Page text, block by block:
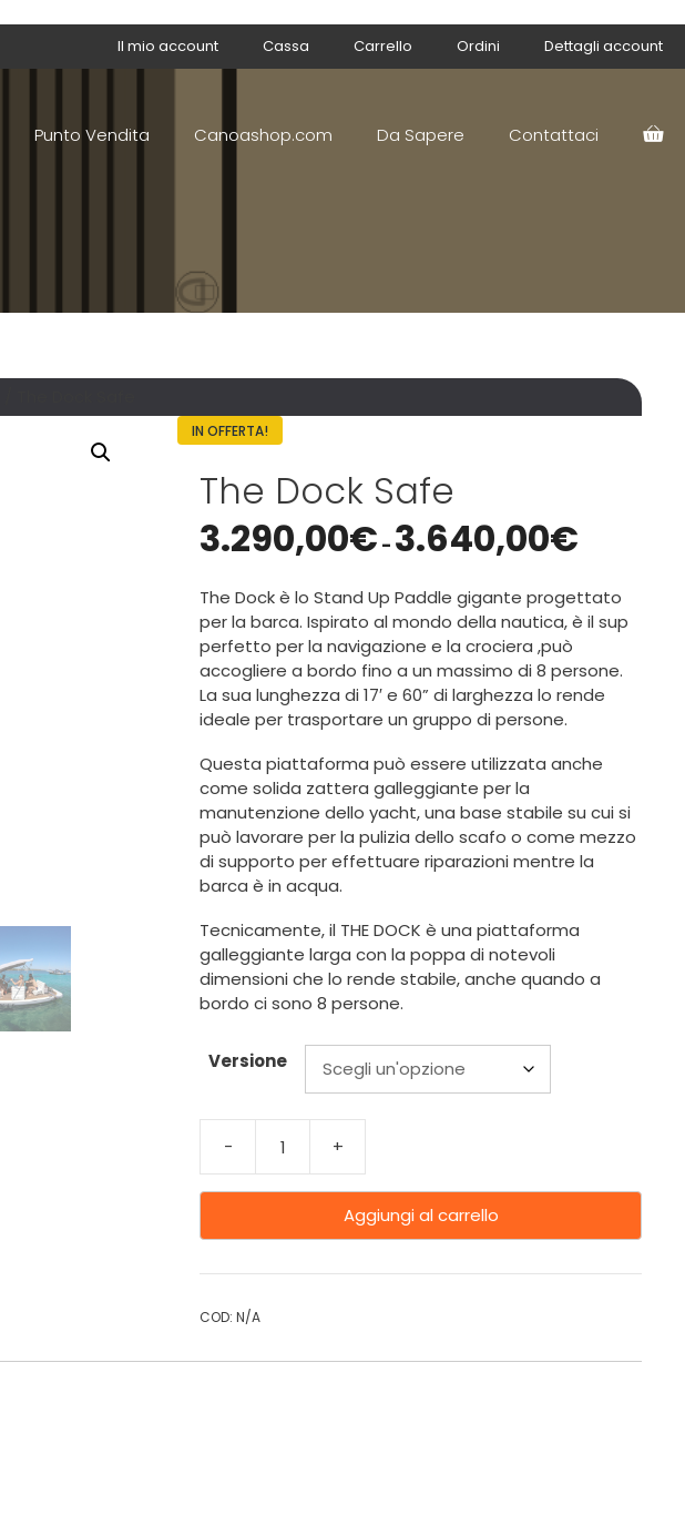
Il mio account Cassa Carrello Ordini Dettagli account
Punto Vendita Canoashop.com Da Sapere Contattaci
IN OFFERTA!
The Dock Safe
3.290,00€ - 3.640,00€
The Dock è lo Stand Up Paddle gigante progettato
per la barca. Ispirato al mondo della nautica, è il sup
perfetto per la navigazione e la crociera ,può
accogliere a bordo fino a un massimo di 8 persone.
La sua lunghezza di 17′ e 60” di larghezza lo rende
ideale per trasportare un gruppo di persone.
Questa piattaforma può essere utilizzata anche
come solida zattera galleggiante per la
manutenzione dello yacht, una base stabile su cui si
può lavorare per la pulizia dello scafo o come mezzo
di supporto per effettuare riparazioni mentre la
barca è in acqua.
Tecnicamente, il THE DOCK è una piattaforma
galleggiante larga con la poppa di notevoli
dimensioni che lo rende stabile, anche quando a
bordo ci sono 8 persone.
Versione
- +
Aggiungi al carrello
COD:N/A